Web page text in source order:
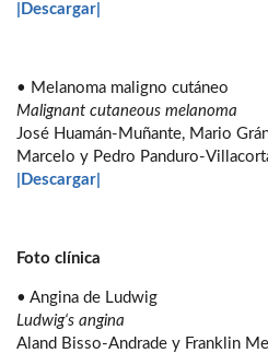
|Descargar|
• Melanoma maligno cutáneo
Malignant cutaneous melanoma
José Huamán-Muñante, Mario
Marcelo y Pedro Panduro-
|Descargar|
Foto clínica
• Angina de Ludwig
Ludwig‘s angina
Aland Bisso-Andrade y Franklin